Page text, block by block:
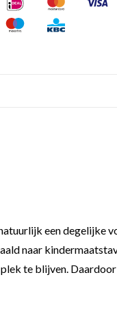
een degelijke
naar
te blijven.